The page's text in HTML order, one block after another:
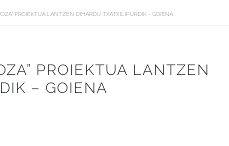
PROIEKTUA LANTZEN DIHARDU TXATXILIPURDIK – GOIENA
PROIEKTUA LANTZEN
– GOIENA